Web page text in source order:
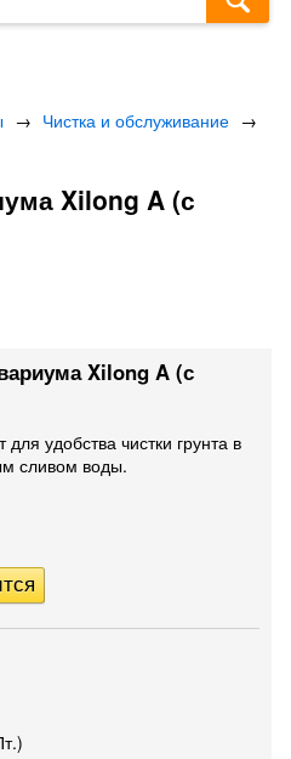
→ Чистка и обслуживание →
Xilong A (с
Xilong A (с
удобства чистки грунта в
сливом воды.